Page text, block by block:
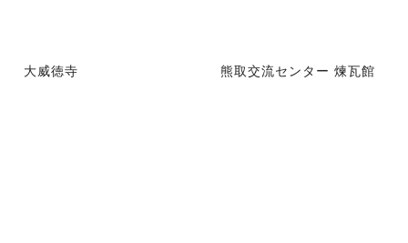
大威徳寺 熊取交流センター 煉瓦館